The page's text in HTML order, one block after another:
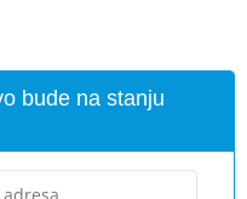
bude na stanju